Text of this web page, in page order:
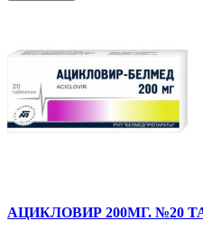
АЦИКЛОВИР 200МГ. №20